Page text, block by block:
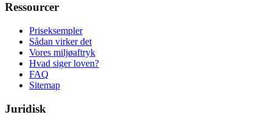
Ressourcer
Priseksempler
Sådan virker det
Vores miljøaftryk
Hvad siger loven?
FAQ
Sitemap
Juridisk